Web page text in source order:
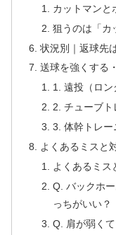
カットマンと
狙うのは「カ
状況別｜返球先
送球を強くする
1. 遠投（ロン
2. チューブト
3. 体幹トレー
よくあるミスと
よくあるミス
Q. バックホ
っちがいい？
Q. 肩が弱く